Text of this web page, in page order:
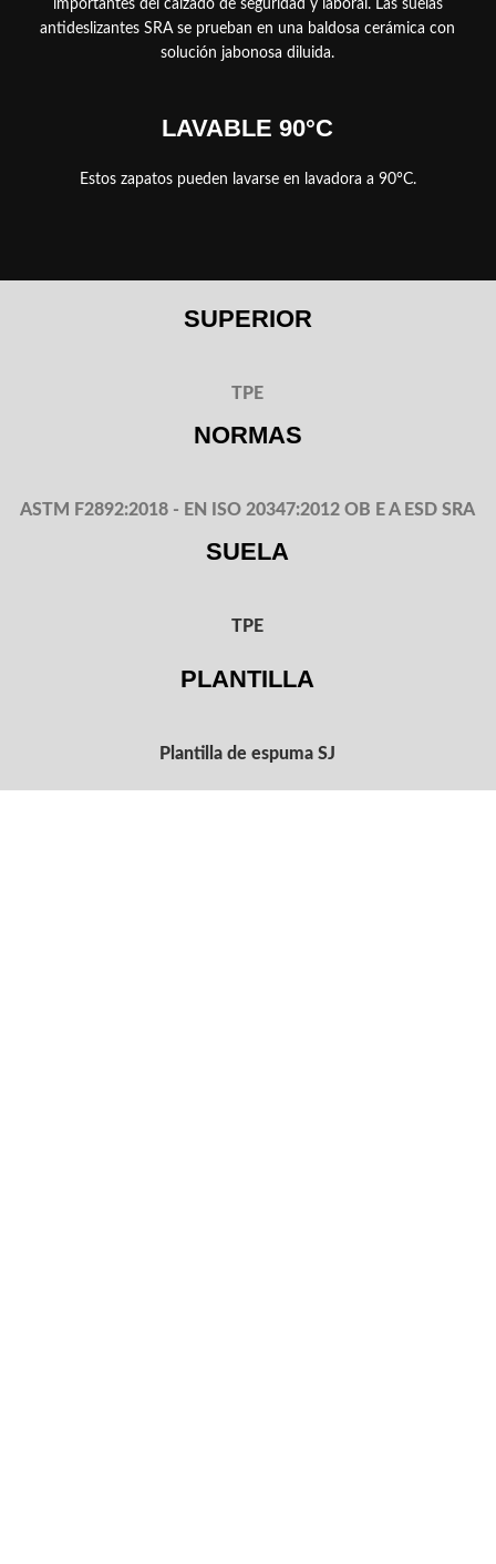
importantes del calzado de seguridad y laboral. Las suelas
antideslizantes SRA se prueban en una baldosa cerámica con
solución jabonosa diluida.
LAVABLE 90°C
Estos zapatos pueden lavarse en lavadora a 90°C.
SUPERIOR
TPE
NORMAS
ASTM F2892:2018 - EN ISO 20347:2012 OB E A ESD SRA
SUELA
TPE
PLANTILLA
Plantilla de espuma SJ